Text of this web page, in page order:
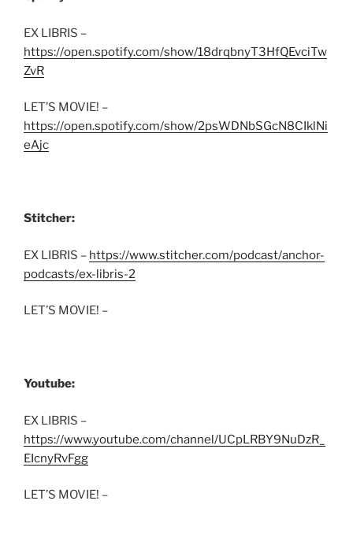
EX LIBRIS –
https://open.spotify.com/show/18drqbnyT3HfQEvciTw
ZvR
LET’S MOVIE! –
https://open.spotify.com/show/2psWDNbSGcN8CIklNi
eAjc
Stitcher:
EX LIBRIS – https://www.stitcher.com/podcast/anchor-
podcasts/ex-libris-2
LET’S MOVIE! –
Youtube:
EX LIBRIS –
https://www.youtube.com/channel/UCpLRBY9NuDzR_
EIcnyRvFgg
LET’S MOVIE! –